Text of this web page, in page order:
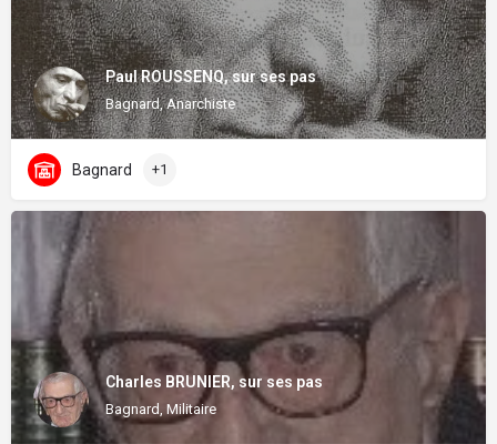
Paul ROUSSENQ, sur ses pas
Bagnard, Anarchiste
Bagnard +1
Charles BRUNIER, sur ses pas
Bagnard, Militaire